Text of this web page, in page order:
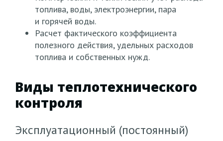
топлива, воды, электроэнергии, пара
и горячей воды.
Расчет фактического коэффициента
полезного действия, удельных расходов
топлива и собственных нужд.
Виды теплотехнического
контроля
Эксплуатационный (постоянный)